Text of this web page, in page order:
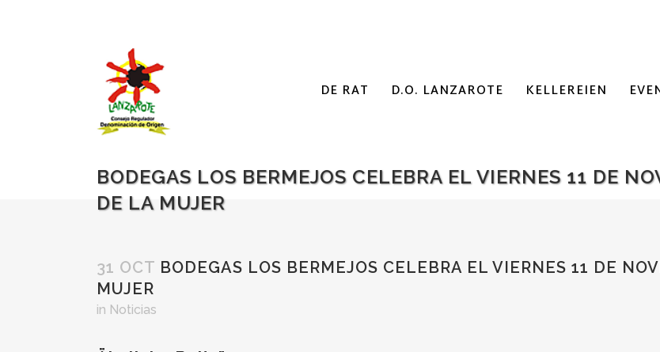
DE RAT D.O. LANZAROTE KELLEREIEN
BODEGAS LOS BERMEJOS CELEBRA EL VIERNES 11 DE
DE LA MUJER
31 OCT BODEGAS LOS BERMEJOS CELEBRA EL VIERNES 11 DE
MUJER
in Noticias